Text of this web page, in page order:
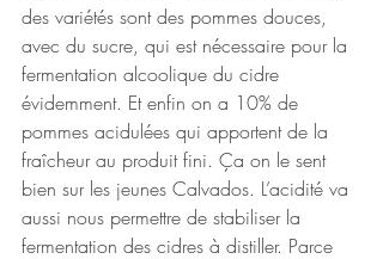
des variétés sont des pommes douces,
avec du sucre, qui est nécessaire pour la
fermentation alcoolique du cidre
évidemment. Et enfin on a 10% de
pommes acidulées qui apportent de la
fraîcheur au produit fini. Ça on le sent
bien sur les jeunes Calvados. L’acidité va
aussi nous permettre de stabiliser la
fermentation des cidres à distiller. Parce